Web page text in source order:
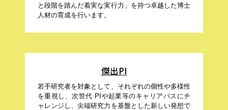
と段階を踏んだ着実な実行力」を持つ卓越した博士
人材の育成を行います。
傑出PI
若手研究者を対象として、それぞれの個性や多様性
を重視し、次世代 PIや起業等のキャリアパスにチ
ャレンジし、尖端研究力を基盤とした新しい発想で